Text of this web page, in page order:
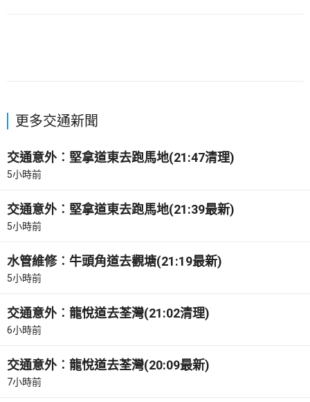
更多交通新聞
交通意外︰堅拿道東去跑馬地(21:47清理)
5小時前
交通意外︰堅拿道東去跑馬地(21:39最新)
5小時前
水管維修︰牛頭角道去觀塘(21:19最新)
5小時前
交通意外︰龍悅道去荃灣(21:02清理)
6小時前
交通意外︰龍悅道去荃灣(20:09最新)
7小時前